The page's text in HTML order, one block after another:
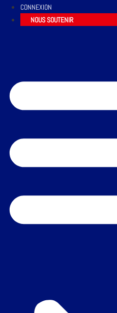
CONNEXION
NOUS SOUTENIR